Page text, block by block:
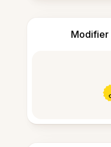
Modifier